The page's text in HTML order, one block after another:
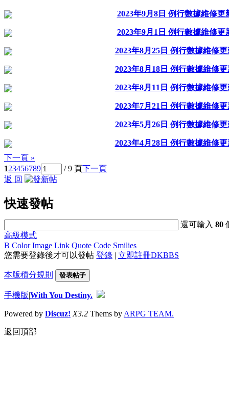
2023年9月8日 例行數據維修更
2023年9月1日 例行數據維修更
2023年8月25日 例行數據維修
2023年8月18日 例行數據維修
2023年8月11日 例行數據維修
2023年7月21日 例行數據維修
2023年5月26日 例行數據維修
2023年4月28日 例行數據維修
下一頁 »
123456789 / 9 頁下一頁
返 回
快速發帖
還可輸入80
高級模式
B Color Image Link Quote Code Smilies
您需要登錄後才可以發帖 登錄 | 立即註冊DKBBS
本版積分規則 發表帖子
手機版|With You Destiny.
Powered by Discuz! X3.2 Thems by ARPG TEAM.
返回頂部